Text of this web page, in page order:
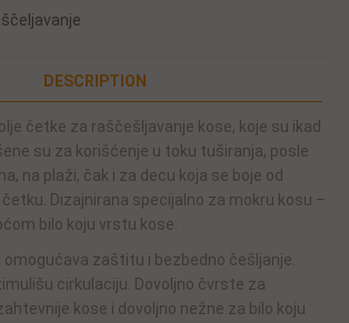
DESCRIPTION
četke za raščešljavanje kose, koje su ikad
su za korišćenje u toku tuširanja, posle
na plaži, čak i za decu koja se boje od
Dizajnirana specijalno za mokru kosu –
bilo koju vrstu kose.
zaštitu i bezbedno češljanje.
cirkulaciju. Dovoljno čvrste za
kose i dovoljno nežne za bilo koju